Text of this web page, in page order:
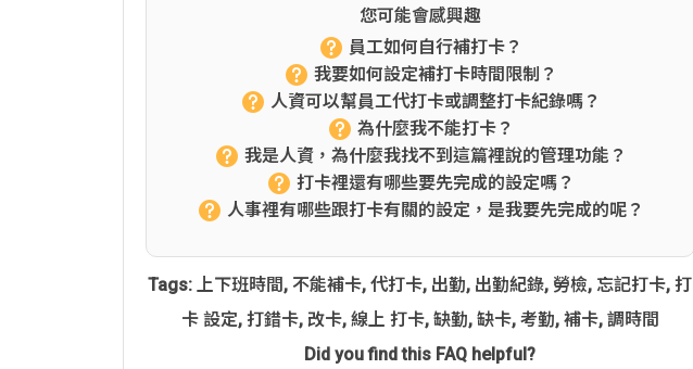
您可能會感興趣
員工如何自行補打卡？
我要如何設定補打卡時間限制？
人資可以幫員工代打卡或調整打卡紀錄嗎？
為什麼我不能打卡？
我是人資，為什麼我找不到這篇裡說的管理功能？
打卡裡還有哪些要先完成的設定嗎？
人事裡有哪些跟打卡有關的設定，是我要先完成的呢？
Tags: 上下班時間 , 不能補卡,代打卡, 出勤, 出勤紀錄, 勞檢, 忘記打卡,打
卡 設定, 打錯卡, 改卡, 線上 打卡, 缺勤, 缺卡, 考勤, 補卡, 調時間
Did you find this FAQ helpful?